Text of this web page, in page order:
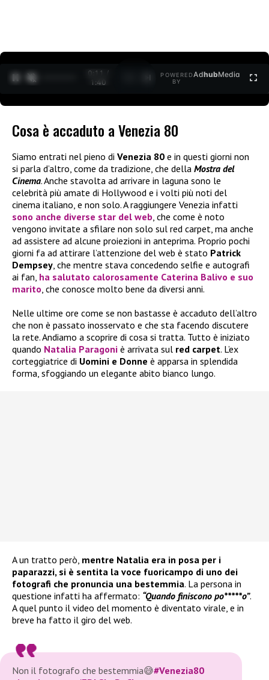
0:12 /
1:40
POWERED
BY
AdhubMedia
Cosa è accaduto a Venezia 80
Siamo entrati nel pieno di Venezia 80 e in questi giorni non
si parla d’altro, come da tradizione, che della Mostra del
Cinema. Anche stavolta ad arrivare in laguna sono le
celebrità più amate di Hollywood e i volti più noti del
cinema italiano, e non solo. A raggiungere Venezia infatti
sono anche diverse star del web, che come è noto
vengono invitate a sfilare non solo sul red carpet, ma anche
ad assistere ad alcune proiezioni in anteprima. Proprio pochi
giorni fa ad attirare l’attenzione del web è stato Patrick
Dempsey, che mentre stava concedendo selfie e autografi
ai fan, ha salutato calorosamente Caterina Balivo e suo
marito, che conosce molto bene da diversi anni.
Nelle ultime ore come se non bastasse è accaduto dell’altro
che non è passato inosservato e che sta facendo discutere
la rete. Andiamo a scoprire di cosa si tratta. Tutto è iniziato
quando Natalia Paragoni è arrivata sul red carpet. L’ex
corteggiatrice di Uomini e Donne è apparsa in splendida
forma, sfoggiando un elegante abito bianco lungo.
A un tratto però, mentre Natalia era in posa per i
paparazzi, si è sentita la voce fuoricampo di uno dei
fotografi che pronuncia una bestemmia. La persona in
questione infatti ha affermato: “Quando finiscono po*****o”.
A quel punto il video del momento è diventato virale, e in
breve ha fatto il giro del web.
Non il fotografo che bestemmia😅#Venezia80